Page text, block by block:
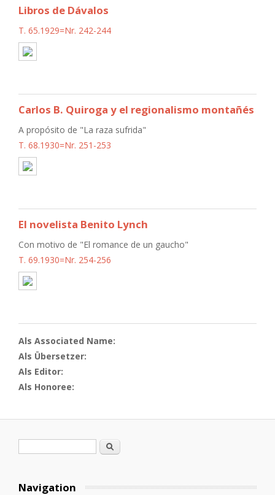
Libros de Dávalos
T. 65.1929=Nr. 242-244
Carlos B. Quiroga y el regionalismo montañés
A propósito de "La raza sufrida"
T. 68.1930=Nr. 251-253
El novelista Benito Lynch
Con motivo de "El romance de un gaucho"
T. 69.1930=Nr. 254-256
Als Associated Name:
Als Übersetzer:
Als Editor:
Als Honoree:
Suche
Navigation